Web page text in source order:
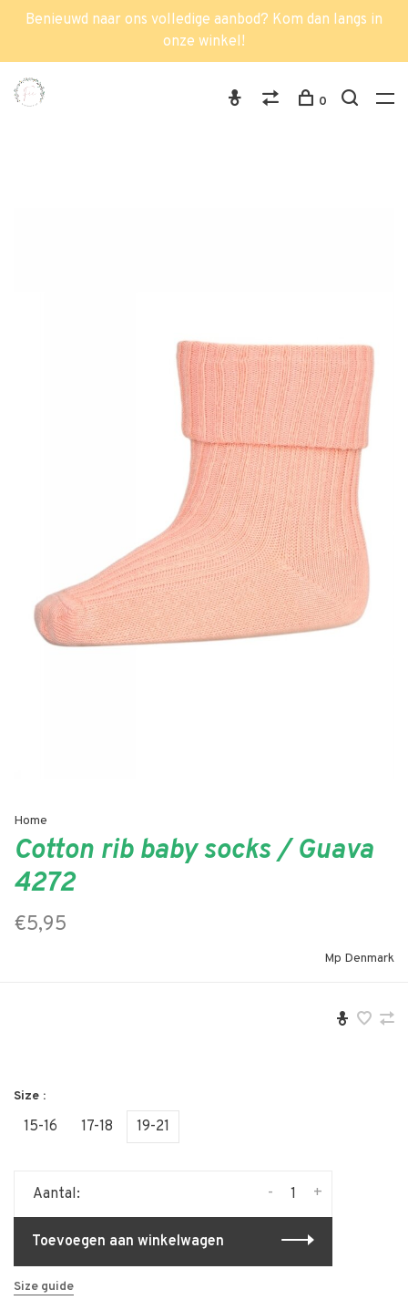
Benieuwd naar ons volledige aanbod? Kom dan langs in
onze winkel!
0
Home
Cotton rib baby socks / Guava
4272
€5,95
Mp Denmark
Size :
15-16 17-18 19-21
Aantal: +
-
Toevoegen aan winkelwagen
Size guide